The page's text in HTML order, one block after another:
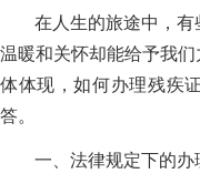
在人生的旅途中，
温暖和关怀却能给予我
体体现，如何办理残疾
答。
一、法律规定下的办